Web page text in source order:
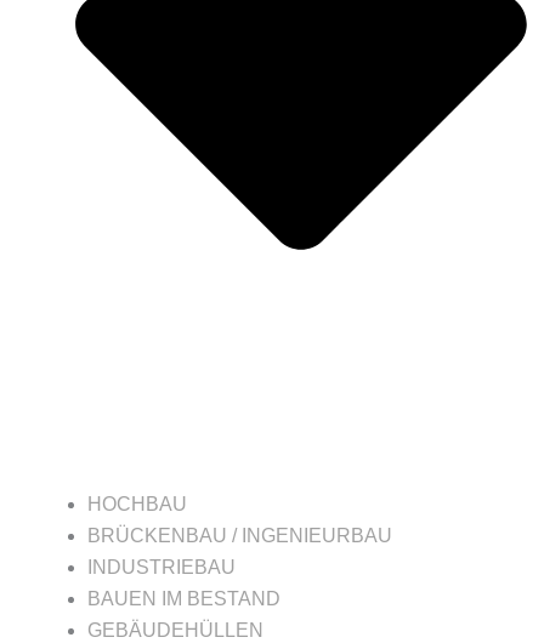
HOCHBAU
BRÜCKENBAU / INGENIEURBAU
INDUSTRIEBAU
BAUEN IM BESTAND
GEBÄUDEHÜLLEN